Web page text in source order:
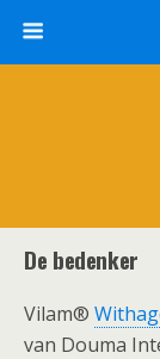
De bedenker
Vilam®
van Douma